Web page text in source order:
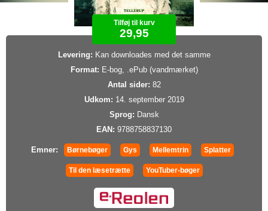
Tilføj til kurv
29,95
Levering: Kan downloades med det samme
Format: E-bog, .ePub (vandmærket)
Antal sider: 82
Udkom: 14. september 2019
Sprog: Dansk
EAN: 9788758837130
Emner: Børnebøger Gys Mellemtrin Splatter
Til den læsetrætte YouTuber-bøger